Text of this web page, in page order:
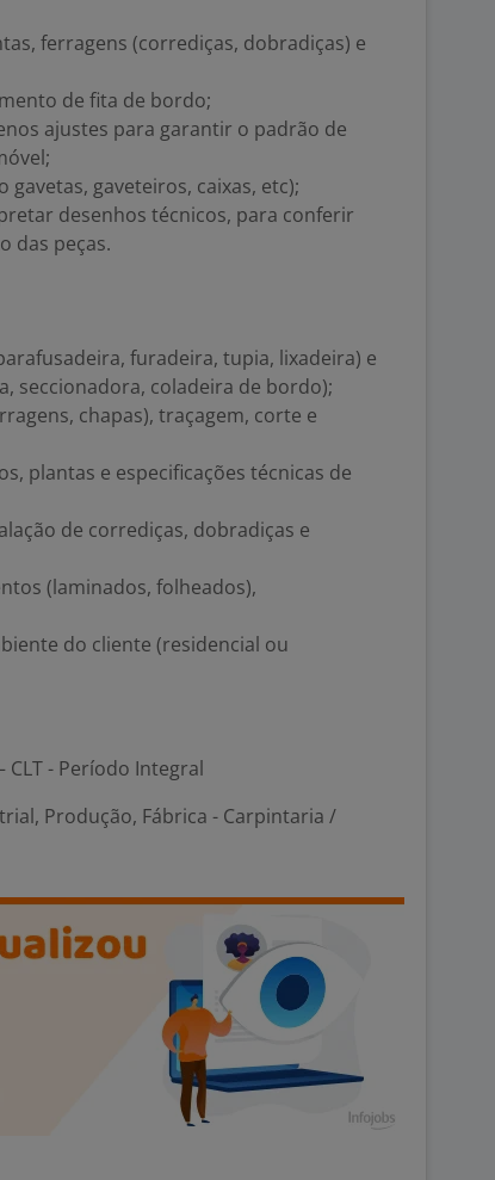
ferragens (corrediças, dobradiças) e
de fita de bordo;
ajustes para garantir o padrão de
gavetas, gaveteiros, caixas, etc);
desenhos técnicos, para conferir
das peças.
furadeira, tupia, lixadeira) e
seccionadora, coladeira de bordo);
chapas), traçagem, corte e
plantas e especificações técnicas de
de corrediças, dobradiças e
(laminados, folheados),
do cliente (residencial ou
CLT - Período Integral
Produção, Fábrica - Carpintaria /